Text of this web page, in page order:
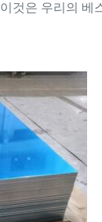
이것은 우리의 베